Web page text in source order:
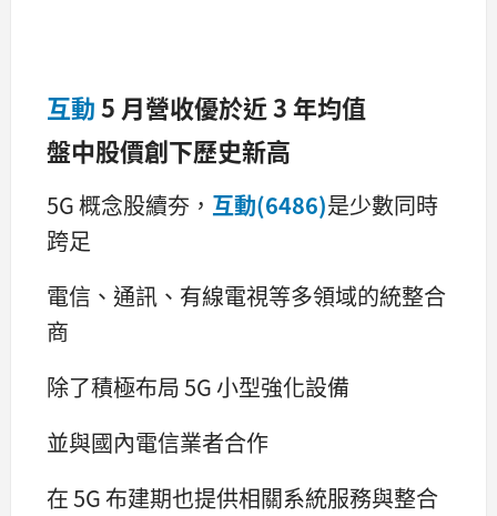
互動5 月營收優於近 3 年均值
盤中股價創下歷史新高
5G 概念股續夯， 互動(6486)是少數同時
跨足
電信、通訊、有線電視等多領域的統整合
商
除了積極布局 5G 小型強化設備
並與國內電信業者合作
在 5G 布建期也提供相關系統服務與整合